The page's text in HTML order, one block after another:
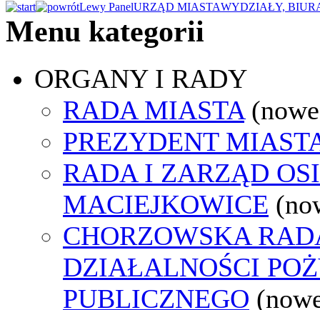
Lewy PanelURZĄD MIASTAWYDZIAŁY,
Menu kategorii
ORGANY I RADY
RADA MIASTA
PREZYDENT
RADA I ZARZĄD
MACIEJKOWICE
CHORZOWSKA
DZIAŁALNOŚCI
PUBLICZNEGO